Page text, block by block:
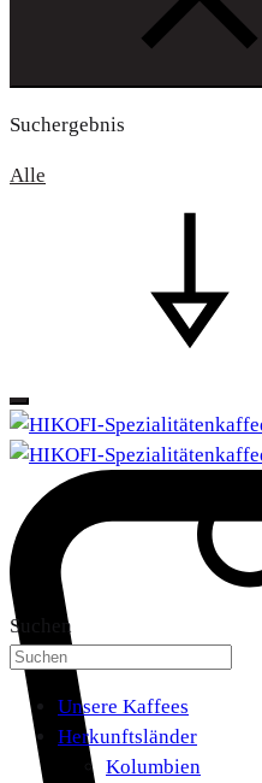
Suchergebnis
Alle
Suchen
Unsere Kaffees
Herkunftsländer
Kolumbien